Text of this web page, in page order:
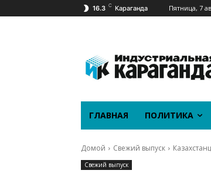
16.3 C Караганда Пятница, 7
ГЛАВНАЯ ПОЛИТИКА
Домой Свежий выпуск
Свежий выпуск